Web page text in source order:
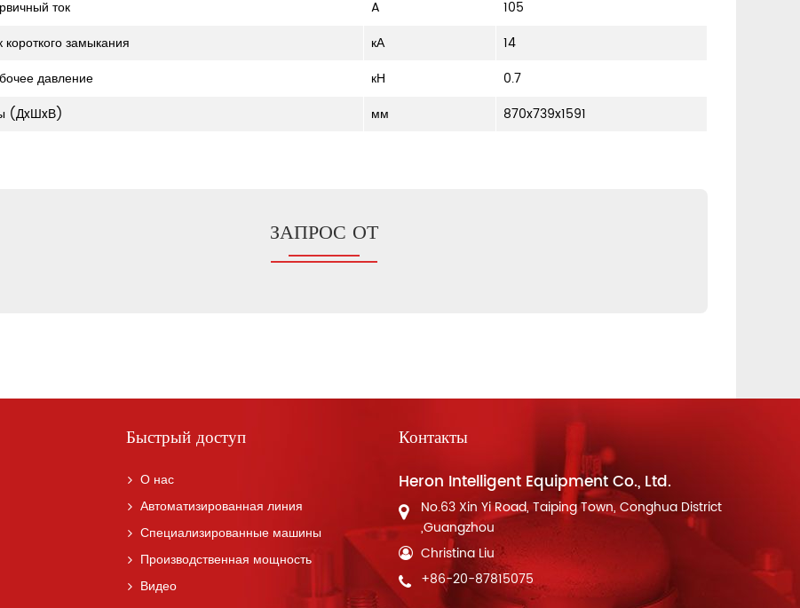
ток
A
105
короткого замыкания
кА
14
давление
кН
0.7
(ДxШxВ)
мм 870x739x1591
ЗАПРОС ОТ
Быстрый доступ
О нас
Автоматизированная линия
Специализированные машины
Производственная мощность
Видео
Контакты
Heron Intelligent Equipment Co., Ltd.
No.63 Xin Yi Road, Taiping Town, Conghua District
,Guangzhou
Christina Liu
+86-20-87815075